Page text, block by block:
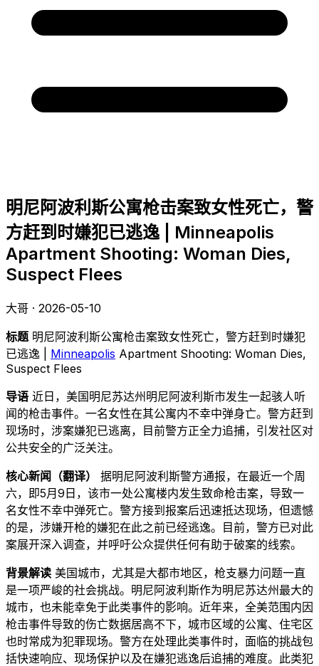
明尼阿波利斯公寓枪击案致女性死亡，警
方赶到时嫌犯已逃逸 | Minneapolis
Apartment Shooting: Woman Dies,
Suspect Flees
大哥 · 2026-05-10
标题 明尼阿波利斯公寓枪击案致女性死亡，警方赶到时嫌犯
已逃逸 | Minneapolis Apartment Shooting: Woman Dies,
Suspect Flees
导语 近日，美国明尼苏达州明尼阿波利斯市发生一起骇人听
闻的枪击事件。一名女性在其公寓内不幸中弹身亡。警方赶到
现场时，涉案嫌犯已逃离，目前警方正全力追捕，引发社区对
公共安全的广泛关注。
核心新闻（翻译）
据明尼阿波利斯警方通报，在最近一个周
六，即5月9日，该市一处公寓楼内发生致命枪击案，导致一
名女性不幸中弹死亡。警方接到报案后迅速抵达现场，但遗憾
的是，涉嫌开枪的嫌犯在此之前已经逃逸。目前，警方已对此
案展开深入调查，并呼吁公众提供任何有助于破案的线索。
背景解读 美国城市，尤其是大都市地区，枪支暴力问题一直
是一项严峻的社会挑战。明尼阿波利斯作为明尼苏达州最大的
城市，也未能幸免于此类事件的影响。近年来，全美范围内因
枪击事件导致的伤亡数据居高不下，城市区域的公寓、住宅区
也时常成为犯罪现场。警方在处理此类事件时，面临的挑战包
括快速响应、现场保护以及在嫌犯逃逸后追捕的难度。此类犯